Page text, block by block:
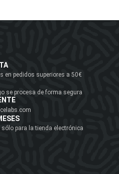
en pedidos superiores a 50€
se procesa de forma segura
para la tienda electrónica